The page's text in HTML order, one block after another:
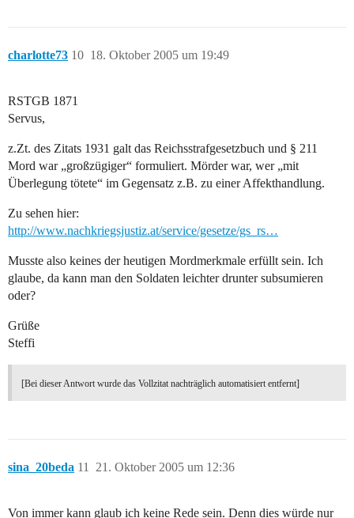
charlotte73 18. Oktober 2005 um 19:49
10
RSTGB 1871
Servus,
z.Zt. des Zitats 1931 galt das Reichsstrafgesetzbuch und § 211
Mord war „großzügiger“ formuliert. Mörder war, wer „mit
Überlegung tötete“ im Gegensatz z.B. zu einer Affekthandlung.
Zu sehen hier:
http://www.nachkriegsjustiz.at/service/gesetze/gs_rs…
Musste also keines der heutigen Mordmerkmale erfüllt sein. Ich
glaube, da kann man den Soldaten leichter drunter subsumieren
oder?
Grüße
Steffi
[Bei dieser Antwort wurde das Vollzitat nachträglich automatisiert entfernt]
sina_20beda 21. Oktober 2005 um 12:36
11
Von immer kann glaub ich keine Rede sein. Denn dies würde nur